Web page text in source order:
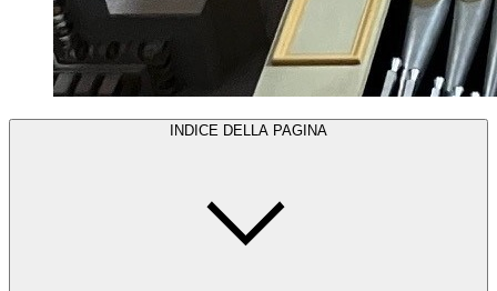
INDICE DELLA PAGINA